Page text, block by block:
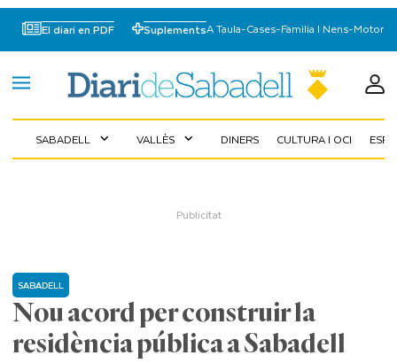
El diari en PDF SuplementsA Taula-Cases-Familia I Nens-Motor
SABADELL expand_more VALLÈS expand_more DINERS CULTURA I OCI
Nou acord per construir la
residència pública a Sabadell
SABADELL